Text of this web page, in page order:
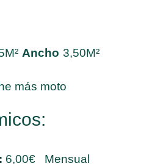
Ancho 3,50M²
más moto
6,00€ Mensual